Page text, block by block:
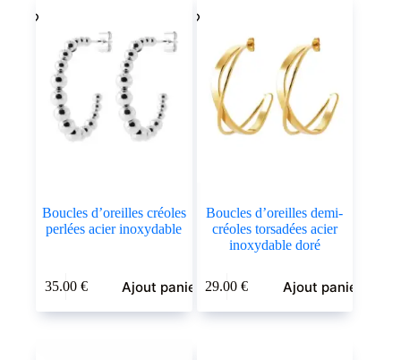
Boucles d’oreilles créoles
perlées acier inoxydable
35.00 € Ajout panier
Boucles d’oreilles demi-
créoles torsadées acier
inoxydable doré
29.00€ Ajout panier